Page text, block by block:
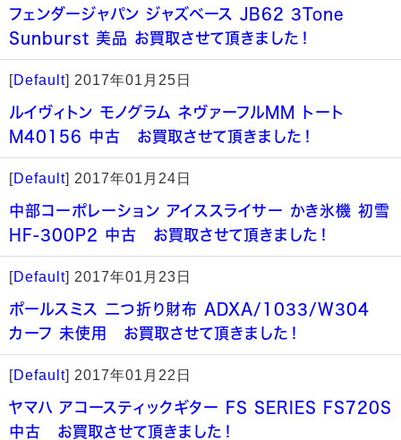
フェンダージャパン ジャズベース JB62 3Tone
Sunburst 美品 お買取させて頂きました！
[Default] 2017年01月25日
ルイヴィトン モノグラム ネヴァーフルMM トート
M40156 中古 お買取させて頂きました！
[Default] 2017年01月24日
中部コーポレーション アイススライサー かき氷機 初雪
HF-300P2 中古 お買取させて頂きました！
[Default] 2017年01月23日
ポールスミス 二つ折り財布 ADXA/1033/W304
カーフ 未使用 お買取させて頂きました！
[Default] 2017年01月22日
ヤマハ アコースティックギター FS SERIES FS720S
中古 お買取させて頂きました！